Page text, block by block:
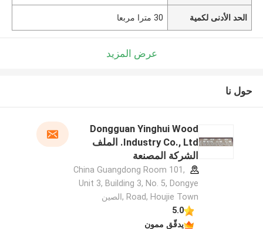
الحد الأدنى لكمية 30 مترا مربعا
عرض المزيد
حول نا
Dongguan Yinghui Wood
Industry Co., Ltd. الملف
الشركة المصنعة
China Guangdong Room 101,
Unit 3, Building 3, No. 5, Dongye
Road, Houjie Town ,الصين
5.0
يدقّق ممون